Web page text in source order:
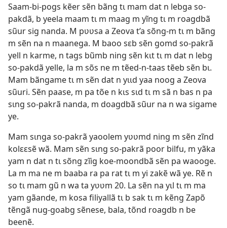
Saam-bi-pogs kẽer sẽn bãng tɩ mam dat n lebga so-
pakdã, b yeela maam tɩ m maag m yĩng tɩ m roagdbã
sũur sig nanda. M pʋʋsa a Zeova t’a sõng-m tɩ m bãng
m sẽn na n maanega. M baoo sɛb sẽn gomd so-pakrã
yell n karme, n tags bũmb ning sẽn kɩt tɩ m dat n lebg
so-pakdã yelle, la m sõs ne m tẽed-n-taas tẽeb sẽn bɩ.
Mam bãngame tɩ m sẽn dat n yɩɩd yaa noog a Zeova
sũuri. Sẽn paase, m pa tõe n kɩs sɩd tɩ m sã n bas n pa
sɩng so-pakrã nanda, m doagdbã sũur na n wa sigame
ye.
Mam sɩnga so-pakrã yaoolem yʋʋmd ning m sẽn zĩnd
kolɛɛsẽ wã. Mam sẽn sɩng so-pakrã poor bilfu, m yãka
yam n dat n tɩ sõng zĩig koe-moondbã sẽn pa waooge.
La m ma ne m baaba ra pa rat tɩ m yi zakẽ wã ye. Rẽ n
so tɩ mam gũ n wa ta yʋʋm 20. La sẽn na yɩl tɩ m ma
yam gãande, m kosa filiyallã tɩ b sak tɩ m kẽng Zapõ
tẽngã nug-goabg sẽnese, bala, tõnd roagdb n be
beenẽ.